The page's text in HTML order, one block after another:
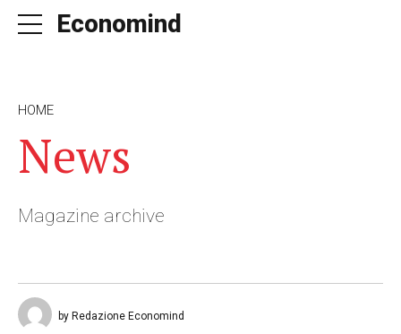
Economind
HOME
News
Magazine archive
by Redazione Economind